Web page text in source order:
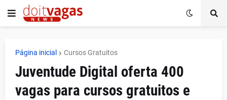
Página inicial Cursos Gratuitos
Juventude Digital oferta 400
vagas para cursos gratuitos e